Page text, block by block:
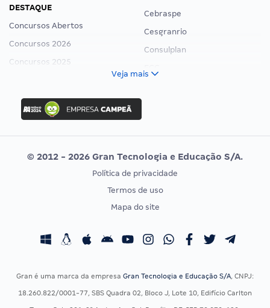
DESTAQUE
Concursos Abertos
Concursos 2026
Concursos 2025
Concurso Ibama
Concurso MPU
Editais publicados
Cebraspe
Cesgranrio
Consulplan
Vunesp
CONCURSOS POR PROFISSÃO
Concursos Fiscais
Concursos Saúde
EXAME DE ORDEM
Calendário OAB
Veja mais
© 2012 - 2026 Gran Tecnologia e Educação S/A.
Política de privacidade
Termos de uso
Mapa do site
Gran é uma marca da empresa Gran Tecnologia e Educação S/A, CNPJ:
18.260.822/0001-77, SBS Quadra 02, Bloco J, Lote 10, Edifício Carlton